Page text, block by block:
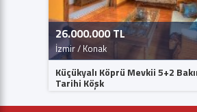
26.000.000 TL
İzmir / Konak
Küçükyalı Köprü Mevkii 5+2
Tarihi Köşk